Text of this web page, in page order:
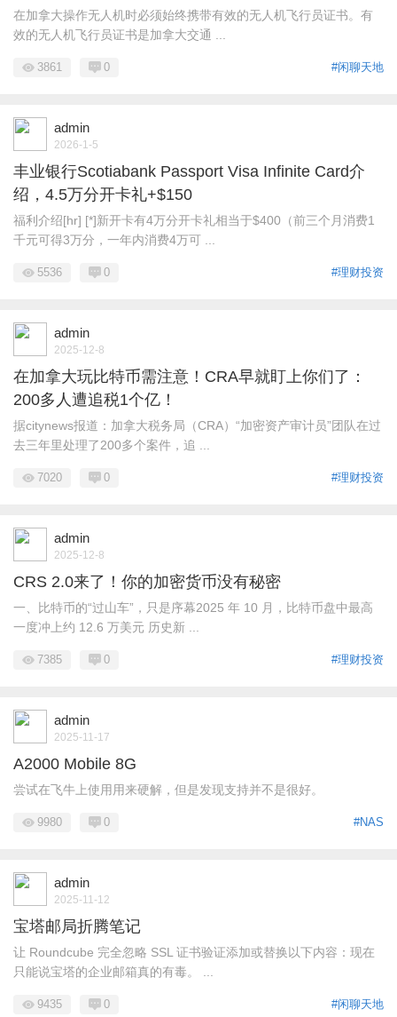
在加拿大操作无人机时必须始终携带有效的无人机飞行员证书。有
效的无人机飞行员证书是加拿大交通 ...
#闲聊天地
3861 0
admin
2026-1-5
丰业银行Scotiabank Passport Visa Infinite Card介
绍，4.5万分开卡礼+$150
福利介绍[hr] [*]新开卡有4万分开卡礼相当于$400（前三个月消费1
千元可得3万分，一年内消费4万可 ...
#理财投资
5536 0
admin
2025-12-8
在加拿大玩比特币需注意！CRA早就盯上你们了：
200多人遭追税1个亿！
据citynews报道：加拿大税务局（CRA）“加密资产审计员”团队在过
去三年里处理了200多个案件，追 ...
#理财投资
7020 0
admin
2025-12-8
CRS 2.0来了！你的加密货币没有秘密
一、比特币的“过山车”，只是序幕2025 年 10 月，比特币盘中最高
一度冲上约 12.6 万美元 历史新 ...
#理财投资
7385 0
admin
2025-11-17
A2000 Mobile 8G
尝试在飞牛上使用用来硬解，但是发现支持并不是很好。
#NAS
9980 0
admin
2025-11-12
宝塔邮局折腾笔记
让 Roundcube 完全忽略 SSL 证书验证添加或替换以下内容：现在
只能说宝塔的企业邮箱真的有毒。 ...
#闲聊天地
9435 0